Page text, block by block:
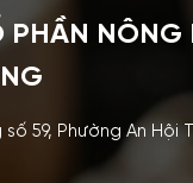
PHẦN NÔNG
59, Phường An Hội